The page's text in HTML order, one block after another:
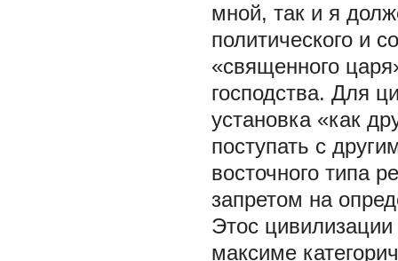
мной, так и я
политического и
«священного
господства. Для
установка «как
поступать с
восточного типа
запретом на
Этос
максиме